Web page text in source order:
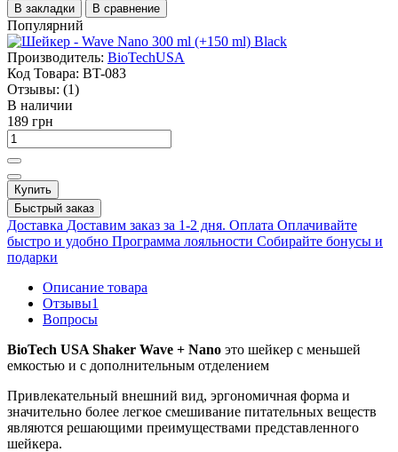
В закладки В сравнение
Популярний
Производитель: BioTechUSA
Код Товара: BT-083
Отзывы: (1)
В наличии
189 грн
Купить
Быстрый заказ
Доставка Доставим заказ за 1-2 дня. Оплата Оплачивайте
быстро и удобно Программа лояльности Собирайте бонусы и
подарки
Описание товара
Отзывы1
Вопросы
BioTech USA Shaker Wave + Nano это шейкер с меньшей
емкостью и с дополнительным отделением
Привлекательный внешний вид, эргономичная форма и
значительно более легкое смешивание питательных веществ
являются решающими преимуществами представленного
шейкера.